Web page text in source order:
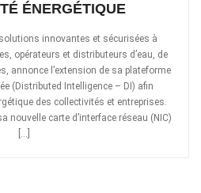
ÉNERGÉTIQUE
innovantes et sécurisées à
opérateurs et distributeurs d’eau, de
annonce l’extension de sa plateforme
(Distributed Intelligence – DI) afin
des collectivités et entreprises.
nouvelle carte d’interface réseau (NIC)
[…]